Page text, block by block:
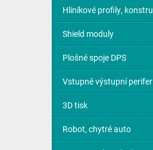
Hliníkové profily,
Shield moduly
Plošné spoje DPS
Vstupně výstupní
3D tisk
Robot, chytré auto